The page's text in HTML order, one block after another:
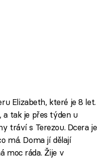
Elizabeth, které je 8 let.
a tak je přes týden u
tráví s Terezou. Dcera je
má. Doma jí dělají
moc ráda. Žije v